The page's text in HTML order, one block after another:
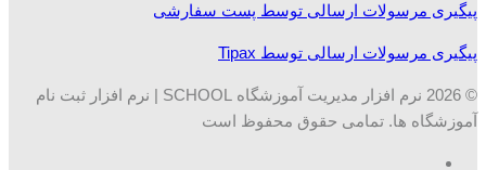
پیگیری مرسولات ارسالی توسط پست سفارشی
پیگیری مرسولات ارسالی توسط Tipax
© 2026 نرم افزار مدیریت آموزشگاه SCHOOL | نرم افزار ثبت نام
آموزشگاه ها. تمامی حقوق محفوظ است